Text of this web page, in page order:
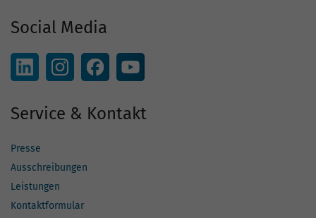
Social Media
Service & Kontakt
Presse
Ausschreibungen
Leistungen
Kontaktformular